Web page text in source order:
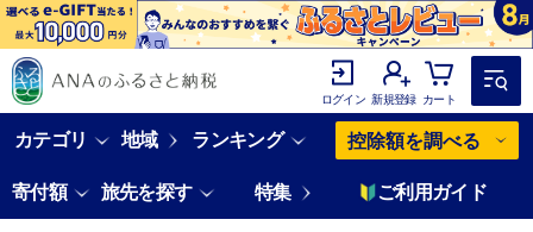
ログイン 新規登録 カート
カテゴリ 地域 ランキング 控除額を調べる
寄付額 旅先を探す 特集 ご利用ガイド